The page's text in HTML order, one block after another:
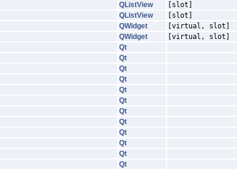
QListView
[slot]
QListView
[slot]
QWidget
[virtual, slot]
QWidget
[virtual, slot]
Qt
Qt
Qt
Qt
Qt
Qt
Qt
Qt
Qt
Qt
Qt
Qt